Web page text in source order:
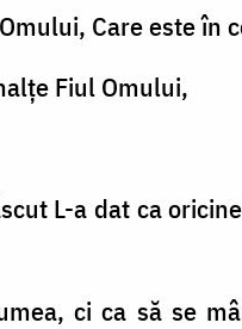
Care este în
Fiul Omului,
L-a dat ca
ci ca să se